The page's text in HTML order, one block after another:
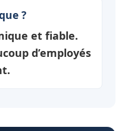
?
et fiable.
d’employés